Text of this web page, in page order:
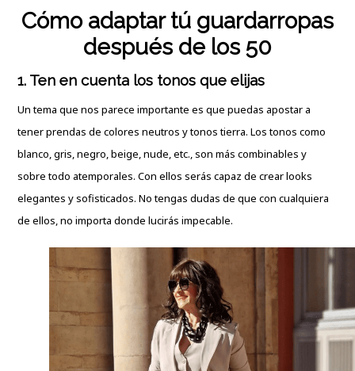
Cómo adaptar tú guardarropas
después de los 50
1. Ten en cuenta los tonos que elijas
Un tema que nos parece importante es que puedas apostar a
tener prendas de colores neutros y tonos tierra. Los tonos como
blanco, gris, negro, beige, nude, etc., son más combinables y
sobre todo atemporales. Con ellos serás capaz de crear looks
elegantes y sofisticados. No tengas dudas de que con cualquiera
de ellos, no importa donde lucirás impecable.